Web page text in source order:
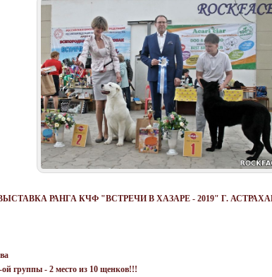
РАНГА КЧФ "ВСТРЕЧИ В ХАЗАРЕ - 2019" Г. АСТРАХАНЬ
группы - 2 место из 10 щенков!!!